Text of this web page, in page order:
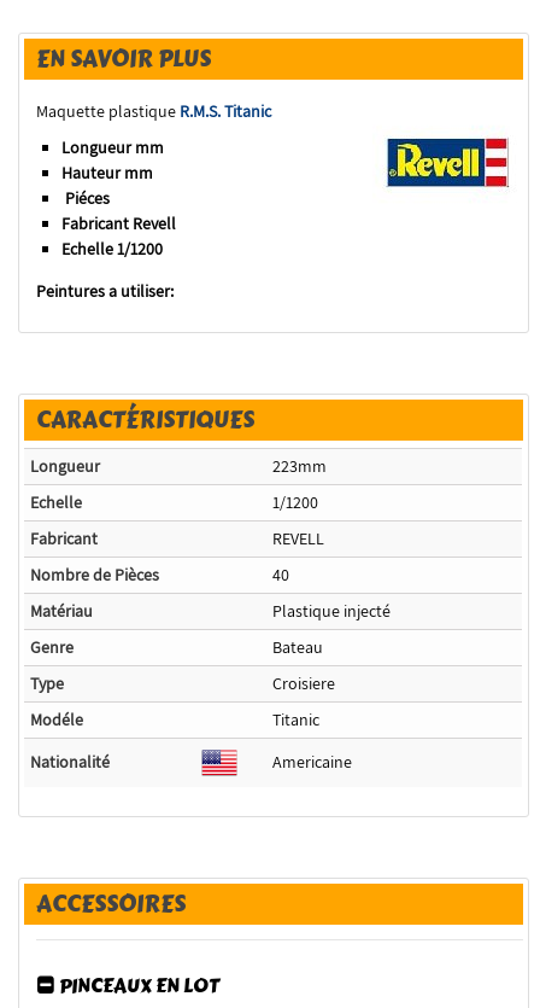
EN SAVOIR PLUS
Maquette plastique R.M.S. Titanic
Longueur mm
Hauteur mm
Piéces
Fabricant Revell
Echelle 1/1200
Peintures a utiliser:
CARACTÉRISTIQUES
Longueur
223mm
Echelle
1/1200
Fabricant
REVELL
Nombre de Pièces
40
Matériau
Plastique injecté
Genre
Bateau
Type
Croisiere
Modéle
Titanic
Nationalité
Americaine
ACCESSOIRES
PINCEAUX EN LOT